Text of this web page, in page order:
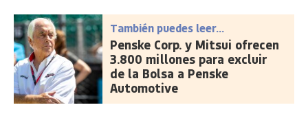
También puedes leer...
Penske Corp. y Mitsui ofrecen
3.800 millones para excluir
de la Bolsa a Penske
Automotive